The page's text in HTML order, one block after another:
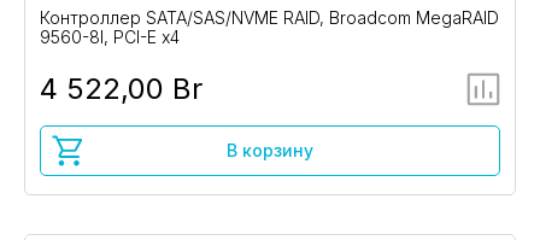
Контроллер SATA/SAS/NVME RAID, Broadcom MegaRAID
9560-8I, PCI-E x4
4 522,00 Br
В корзину